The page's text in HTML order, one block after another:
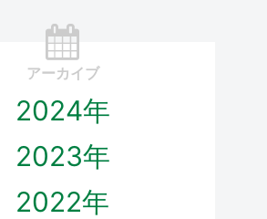
アーカイブ
2024年
2023年
2022年